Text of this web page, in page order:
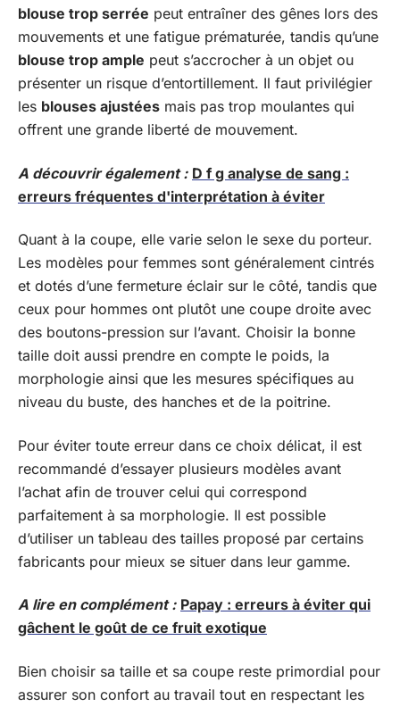
blouse trop serrée peut entraîner des gênes lors des
mouvements et une fatigue prématurée, tandis qu’une
blouse trop ample peut s’accrocher à un objet ou
présenter un risque d’entortillement. Il faut privilégier
les blouses ajustées mais pas trop moulantes qui
offrent une grande liberté de mouvement.
A découvrir également : D f g analyse de sang :
erreurs fréquentes d'interprétation à éviter
Quant à la coupe, elle varie selon le sexe du porteur.
Les modèles pour femmes sont généralement cintrés
et dotés d’une fermeture éclair sur le côté, tandis que
ceux pour hommes ont plutôt une coupe droite avec
des boutons-pression sur l’avant. Choisir la bonne
taille doit aussi prendre en compte le poids, la
morphologie ainsi que les mesures spécifiques au
niveau du buste, des hanches et de la poitrine.
Pour éviter toute erreur dans ce choix délicat, il est
recommandé d’essayer plusieurs modèles avant
l’achat afin de trouver celui qui correspond
parfaitement à sa morphologie. Il est possible
d’utiliser un tableau des tailles proposé par certains
fabricants pour mieux se situer dans leur gamme.
A lire en complément : Papay : erreurs à éviter qui
gâchent le goût de ce fruit exotique
Bien choisir sa taille et sa coupe reste primordial pour
assurer son confort au travail tout en respectant les